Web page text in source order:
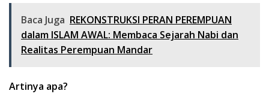
Baca Juga REKONSTRUKSI PERAN PEREMPUAN
dalam ISLAM AWAL: Membaca Sejarah Nabi dan
Realitas Perempuan Mandar
Artinya apa?